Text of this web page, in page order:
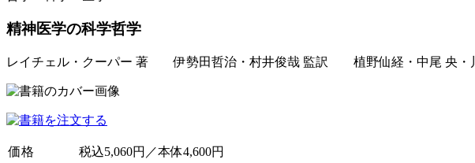
精神医学の科学哲学
レイチェル・クーパー 著 伊勢田哲治・村井俊哉 監訳 植野仙経・中尾 央・
価格
税込5,060円／本体4,600円